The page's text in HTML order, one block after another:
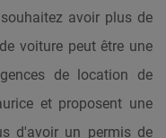
avoir plus de
voiture peut être une
de location de
et proposent une
d'avoir un permis de